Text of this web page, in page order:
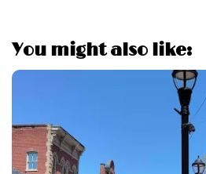
You might also like: